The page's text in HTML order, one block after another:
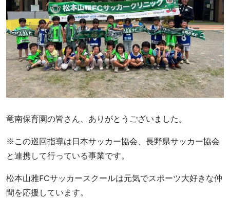
竜南保育園の皆さん、ありがとうございました。
※この巡回指導は日本サッカー協会、長野県サッカー協会
と連携して行っている事業です。
松本山雅FCサッカースクールは元気でスポーツ大好きな仲
間を応援しています。